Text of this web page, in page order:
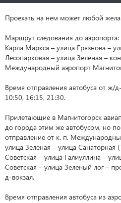
Проехать на нем может любой
Маршрут следования до
Карла Маркса – улица Грязнова –
Лесопарковая – улица Зеленая –
Международный аэропорт
Время отправления автобуса от ж/
10:50, 16:15, 21:30.
Прилетающие в Магнитогорск
до города этим же автобусом, но
отправление от к. п.
улица Зеленая – улица Санаторная
Советская – улица Галиуллина –
Советская – улица Зеленый лог –
д-вокзал.
Время отправления автобуса из